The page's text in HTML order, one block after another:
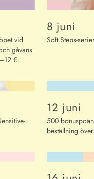
vid
gåvans
€.
8 juni
Soft Steps-
12 juni
500
beställning